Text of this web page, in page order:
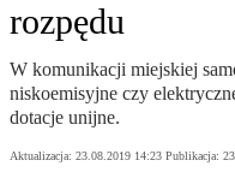
rozpędu
W komunikacji miejskiej
niskoemisyjne czy
dotacje unijne.
Aktualizacja: 23.08.2019 14:23 Publikacja: